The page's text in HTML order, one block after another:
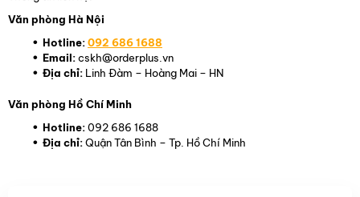
Văn phòng Hà Nội
Hotline:092 686 1688
Email:cskh@orderplus.vn
Địa chỉ: Linh Đàm – Hoàng Mai – HN
Văn phòng Hồ Chí Minh
Hotline:092 686 1688
Địa chỉ:Quận Tân Bình – Tp. Hồ Chí Minh